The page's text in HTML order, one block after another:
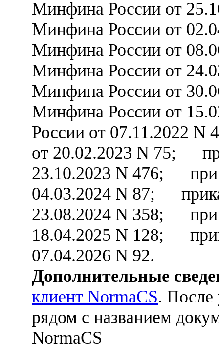
Минфина России от
Минфина России от
Минфина России от
Минфина России от
Минфина России от
Минфина России от
России от 07.11.2022
от 20.02.2023 N 75;
23.10.2023 N 476;
04.03.2024 N 87;
23.08.2024 N 358;
18.04.2025 N 128;
07.04.2026 N 92.
Дополнительные
клиент NormaCS. После
рядом с названием
NormaCS